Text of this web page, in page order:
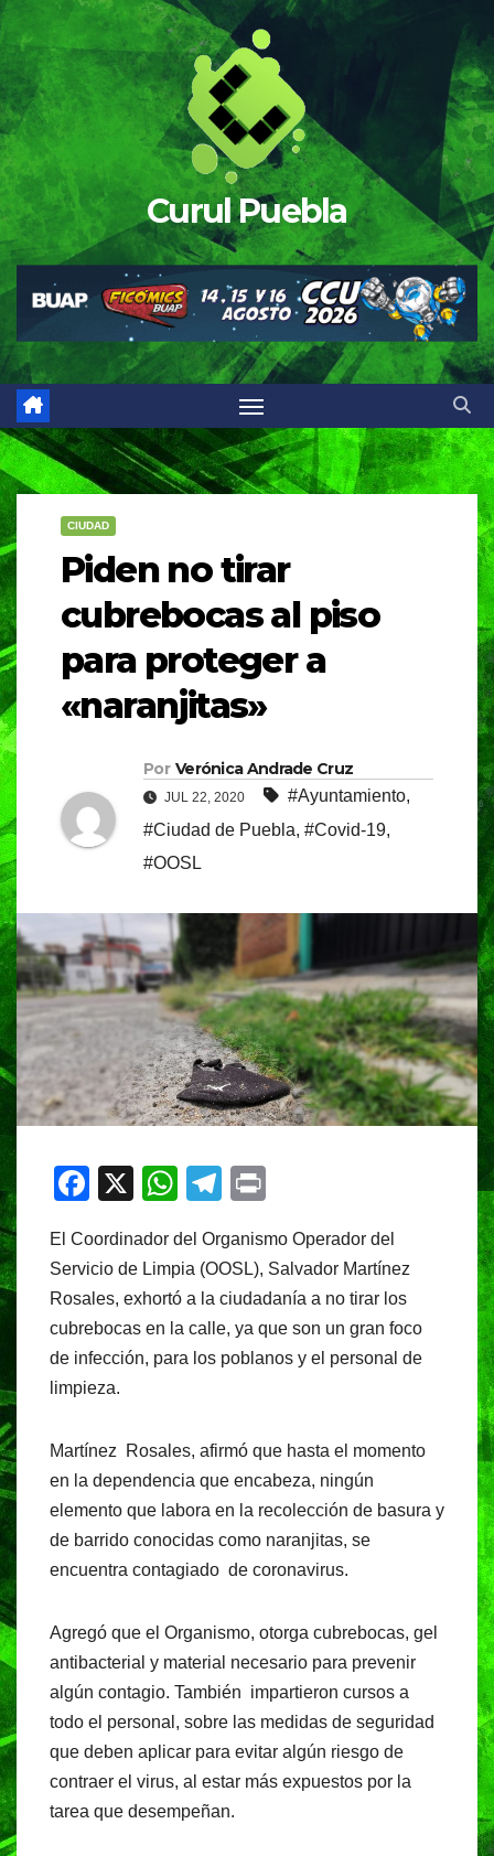
Saltar
al
contenido
Curul Puebla
CIUDAD
Piden no tirar
cubrebocas al piso
para proteger a
«naranjitas»
Por Verónica Andrade Cruz
JUL 22, 2020 #Ayuntamiento,
#Ciudad de Puebla, #Covid-19,
#OOSL
F
c
e
b
o
o
X
W
at
s
A
p
T
e
gr
a
m
t
El Coordinador del Organismo Operador del
Servicio de Limpia (OOSL), Salvador Martínez
Rosales, exhortó a la ciudadanía a no tirar los
cubrebocas en la calle, ya que son un gran foco
de infección, para los poblanos y el personal de
limpieza.
Martínez Rosales, afirmó que hasta el momento
en la dependencia que encabeza, ningún
elemento que labora en la recolección de basura y
de barrido conocidas como naranjitas, se
encuentra contagiado de coronavirus.
Agregó que el Organismo, otorga cubrebocas, gel
antibacterial y material necesario para prevenir
algún contagio. También impartieron cursos a
todo el personal, sobre las medidas de seguridad
que deben aplicar para evitar algún riesgo de
contraer el virus, al estar más expuestos por la
tarea que desempeñan.